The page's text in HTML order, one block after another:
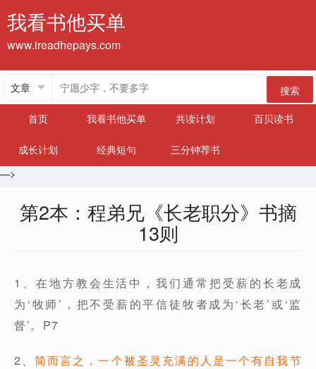
我看书他买单
www.ireadhepays.com
搜索
首页
我看书他买单 共读计划 百贝读书
成长计划 经典短句
三分钟荐书
—>
第2本：程弟兄《长老职分》书摘
13则
1、在地方教会生活中，我们通常把受薪的长老成
为‘牧师’，把不受薪的平信徒牧者成为‘长老’或‘监
督’。P7
2、简而言之，一个被圣灵充满的人是一个有自我节